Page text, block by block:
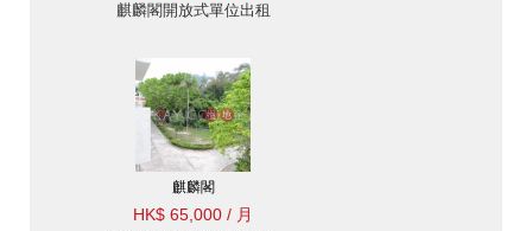
麒麟閣開放式單位出租
麒麟閣
HK$ 65,000 / 月